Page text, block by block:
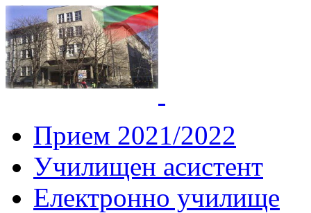
Прием 2021/2022
Училищен асистент
Електронно училище